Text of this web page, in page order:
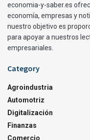
economia-y-saber.es
economía, empresas y
nuestro objetivo es
para apoyar a nuestros
empresariales.
Category
Agroindustria
Automotriz
Digitalización
Finanzas
Comercio